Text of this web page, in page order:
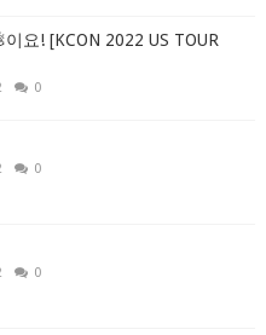
요! [KCON 2022 US TOUR
0
0
0